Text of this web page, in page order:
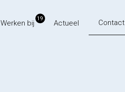
Werken bij 19 Actueel Contact